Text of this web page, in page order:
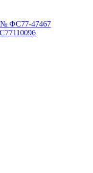
№ ФС77-47467